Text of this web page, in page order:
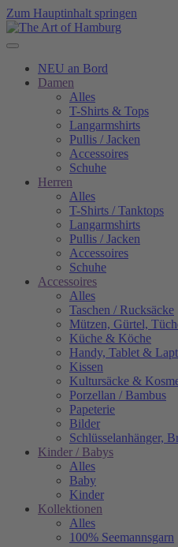
Zum Hauptinhalt springen
NEU an Bord
Damen
Alles
T-Shirts & Tops
Langarmshirts
Pullis / Jacken
Accessoires
Schuhe
Herren
Alles
T-Shirts / Tanktops
Langarmshirts
Pullis / Jacken
Accessoires
Schuhe
Accessoires
Alles
Taschen / Rucksäcke
Mützen, Gürtel,
Küche & Köche
Handy, Tablet &
Kissen
Kultursäcke &
Porzellan / Bambus
Papeterie
Bilder
Schlüsselanhänger,
Kinder / Babys
Alles
Baby
Kinder
Kollektionen
Alles
100% Seemannsgarn